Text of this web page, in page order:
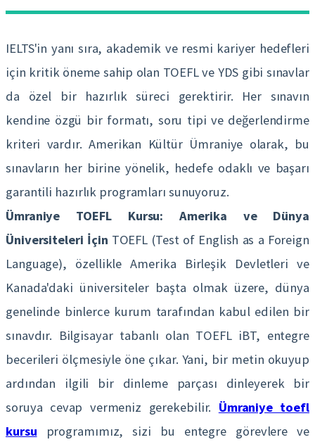
IELTS'in yanı sıra, akademik ve resmi kariyer hedefleri
için kritik öneme sahip olan TOEFL ve YDS gibi sınavlar
da özel bir hazırlık süreci gerektirir. Her sınavın
kendine özgü bir formatı, soru tipi ve değerlendirme
kriteri vardır. Amerikan Kültür Ümraniye olarak, bu
sınavların her birine yönelik, hedefe odaklı ve başarı
garantili hazırlık programları sunuyoruz.
Ümraniye TOEFL Kursu: Amerika ve Dünya
Üniversiteleri İçin TOEFL (Test of English as a Foreign
Language), özellikle Amerika Birleşik Devletleri ve
Kanada'daki üniversiteler başta olmak üzere, dünya
genelinde binlerce kurum tarafından kabul edilen bir
sınavdır. Bilgisayar tabanlı olan TOEFL iBT, entegre
becerileri ölçmesiyle öne çıkar. Yani, bir metin okuyup
ardından ilgili bir dinleme parçası dinleyerek bir
soruya cevap vermeniz gerekebilir. Ümraniye toefl
kursu programımız, sizi bu entegre görevlere ve